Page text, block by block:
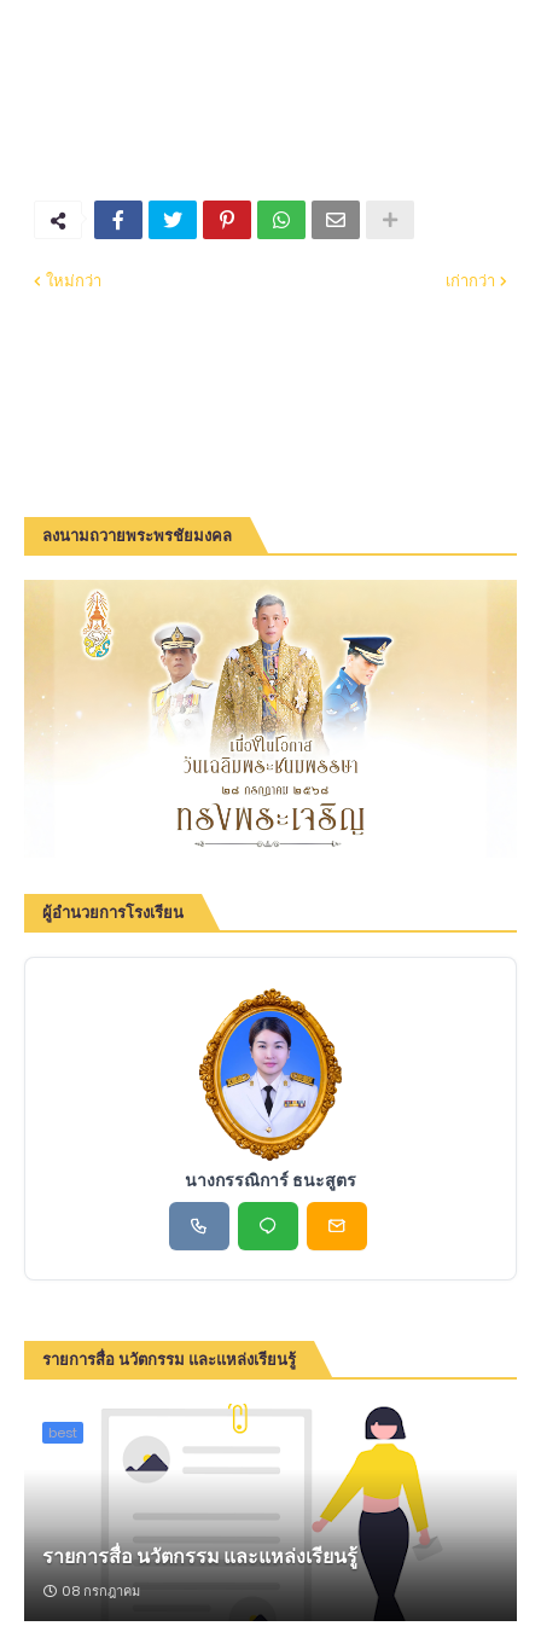
ใหม่กว่า เก่ากว่า
ลงนามถวายพระพรชัยมงคล
ผู้อำนวยการโรงเรียน
นางกรรณิการ์ ธนะสูตร
รายการสื่อ นวัตกรรม และแหล่งเรียนรู้
best
รายการสื่อ นวัตกรรม และแหล่งเรียนรู้
08 กรกฎาคม